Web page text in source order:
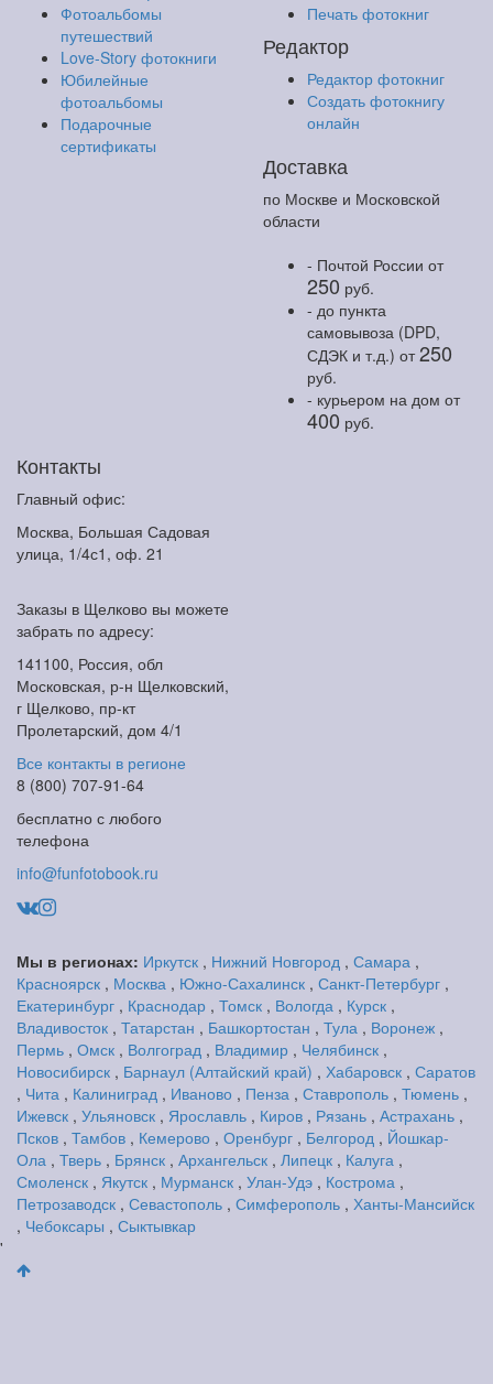
Фотоальбомы
путешествий
Love-Story фотокниги
Юбилейные
фотоальбомы
Подарочные
сертификаты
Печать фотокниг
Редактор
Редактор фотокниг
Создать фотокнигу
онлайн
Доставка
по Москве и Московской
области
- Почтой России от
250 руб.
- до пункта
самовывоза (DPD,
СДЭК и т.д.) от250
руб.
- курьером на дом от
400 руб.
Контакты
Главный офис:
Москва, Большая Садовая
улица, 1/4с1, оф. 21
Заказы в Щелково вы можете
забрать по адресу:
141100, Россия, обл
Московская, р-н Щелковский,
г Щелково, пр-кт
Пролетарский, дом 4/1
Все контакты в регионе
8 (800) 707-91-64
бесплатно с любого
телефона
info@funfotobook.ru
Мы в регионах: Иркутск , Нижний Новгород , Самара ,
Красноярск , Москва , Южно-Сахалинск , Санкт-Петербург ,
Екатеринбург , Краснодар , Томск , Вологда , Курск ,
Владивосток , Татарстан , Башкортостан , Тула , Воронеж ,
Пермь , Омск , Волгоград , Владимир , Челябинск ,
Новосибирск , Барнаул (Алтайский край) , Хабаровск , Саратов
, Чита , Калиниград , Иваново , Пенза , Ставрополь , Тюмень ,
Ижевск , Ульяновск , Ярославль , Киров , Рязань , Астрахань ,
Псков , Тамбов , Кемерово , Оренбург , Белгород , Йошкар-
Ола , Тверь , Брянск , Архангельск , Липецк , Калуга ,
Смоленск , Якутск , Мурманск , Улан-Удэ , Кострома ,
Петрозаводск , Севастополь , Симферополь , Ханты-Мансийск
, Чебоксары , Сыктывкар
'